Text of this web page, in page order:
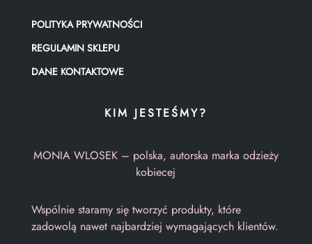
POLITYKA PRYWATNOŚCI
REGULAMIN SKLEPU
DANE KONTAKTOWE
KIM JESTEŚMY?
MONIA WLOSEK – polska, autorska marka odzieży
kobiecej
Wspólnie staramy się tworzyć produkty, które
zadowolą nawet najbardziej wymagających klientów.